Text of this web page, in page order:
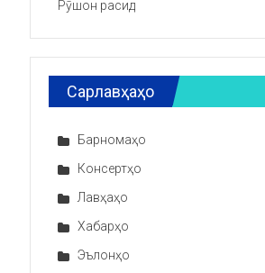
Рӯшон расид
Сарлавҳаҳо
Барномаҳо
Консертҳо
Лавҳаҳо
Хабарҳо
Эълонҳо